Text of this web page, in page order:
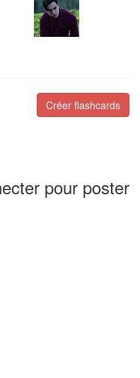
Créer flashcards
pour poster